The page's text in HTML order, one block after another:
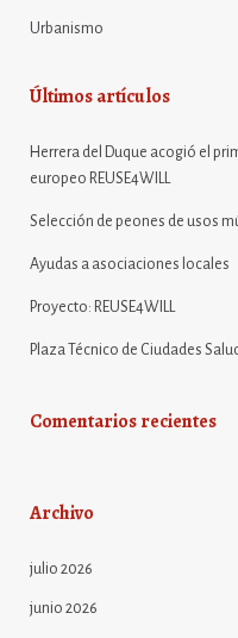
Urbanismo
Últimos artículos
Herrera del Duque acogió el
europeo REUSE4WILL
Selección de peones de usos
Ayudas a asociaciones locales
Proyecto: REUSE4WILL
Plaza Técnico de Ciudades
Comentarios recientes
Archivo
julio 2026
junio 2026